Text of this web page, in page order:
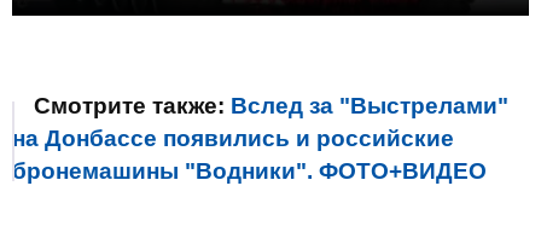
Смотрите также: Вслед за "Выстрелами"
на Донбассе появились и российские
бронемашины "Водники". ФОТО+ВИДЕО